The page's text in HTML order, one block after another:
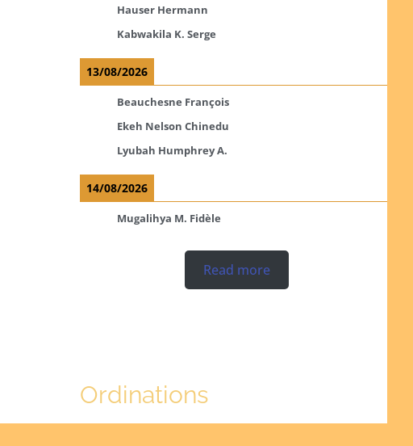
Hauser Hermann
Kabwakila K. Serge
13/08/2026
Beauchesne François
Ekeh Nelson Chinedu
Lyubah Humphrey A.
14/08/2026
Mugalihya M. Fidèle
Read more
Ordinations